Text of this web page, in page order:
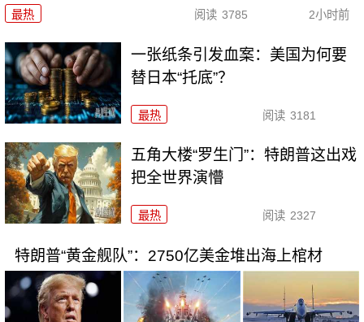
最热 阅读 3785 2小时前
一张纸条引发血案：美国为何要
替日本“托底”？
最热 阅读 3181
五角大楼“罗生门”：特朗普这出戏
把全世界演懵
最热 阅读 2327
特朗普“黄金舰队”：2750亿美金堆出海上棺材